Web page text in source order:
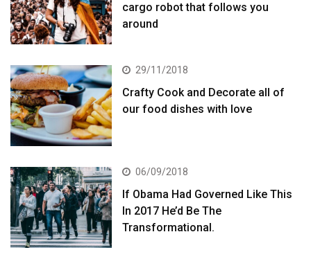
cargo robot that follows you
around
29/11/2018
Crafty Cook and Decorate all of
our food dishes with love
06/09/2018
If Obama Had Governed Like This
In 2017 He’d Be The
Transformational.